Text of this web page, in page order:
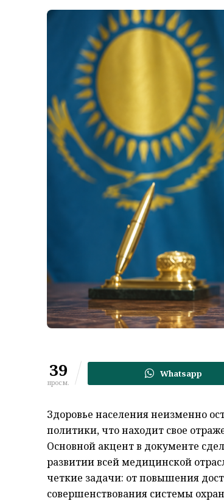
39
просм.
Whatsapp
Здоровье населения неизменно
политики, что находит свое
Основной акцент в документе
развитии всей медицинской
четкие задачи: от повышения
совершенствования системы